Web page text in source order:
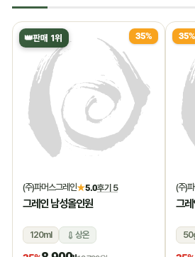
👑판매 1위 35%
(주)파머스그레인★5.0후기 5
그레인 남성올인원
120ml 상온
35%
(주)
그